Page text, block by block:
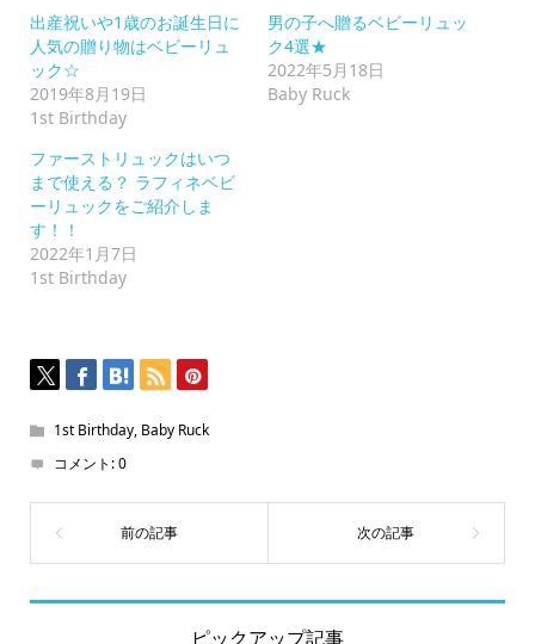
ク
リ
ッ
ク
し
て
く
だ
い
(新
し
ウ
ィ
ン
ド
ウ
出産祝いや1歳のお誕生日に
人気の贈り物はベビーリュ
ック☆
2019年8月19日
1st Birthday
男の子へ贈るベビーリュッ
ク4選★
2022年5月18日
Baby Ruck
ファーストリュックはいつ
まで使える？ ラフィネベビ
ーリュックをご紹介しま
す！！
2022年1月7日
1st Birthday
1st Birthday, Baby Ruck
コメント:0
ピックアップ記事